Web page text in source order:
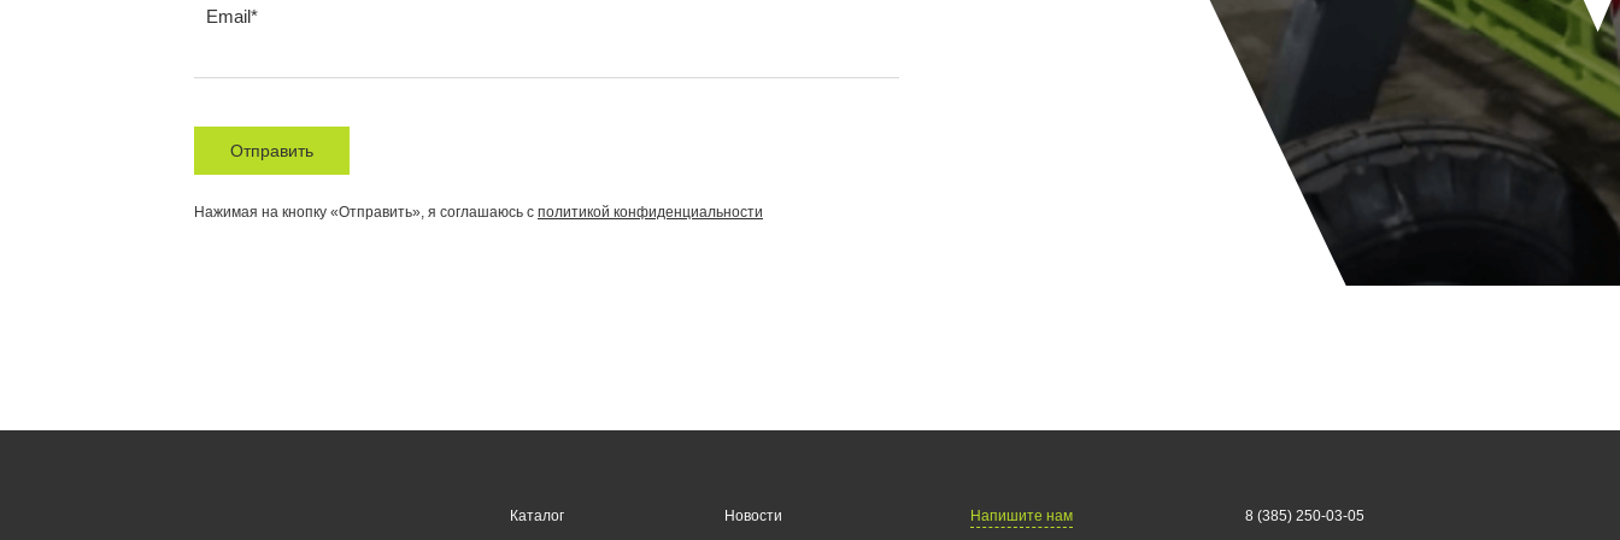
Email
Отправить
Нажимая на кнопку «Отправить», я соглашаюсь с политикой конфиденциальности
Каталог Новости Напишите нам 8 (385) 250-03-05